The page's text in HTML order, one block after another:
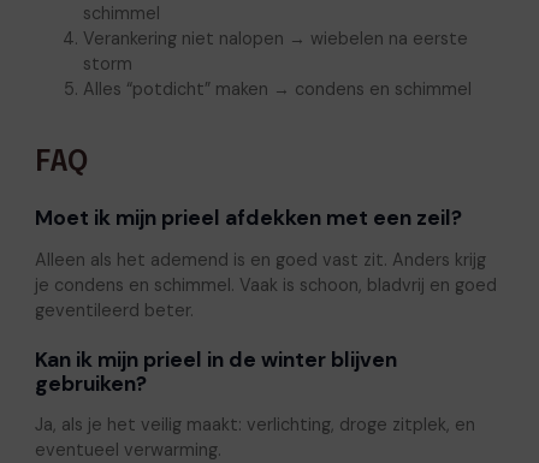
schimmel
Verankering niet nalopen → wiebelen na eerste
storm
Alles “potdicht” maken → condens en schimmel
FAQ
Moet ik mijn prieel afdekken met een zeil?
Alleen als het ademend is en goed vast zit. Anders krijg
je condens en schimmel. Vaak is schoon, bladvrij en goed
geventileerd beter.
Kan ik mijn prieel in de winter blijven
gebruiken?
Ja, als je het veilig maakt: verlichting, droge zitplek, en
eventueel verwarming.